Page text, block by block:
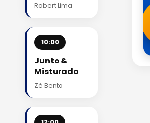
Robert Lima
10:00
Junto &
Misturado
Zé Bento